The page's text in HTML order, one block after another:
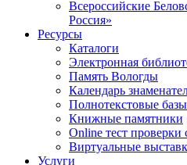
Всероссийские
Россия»
Ресурсы
Каталоги
Электронная
Память Вологды
Календарь
Полнотекстовые
Книжные памятники
Online тест проверки
Виртуальные
Услуги